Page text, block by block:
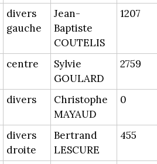
divers
gauche
Jean-
Baptiste
COUTELIS
1207
centre
Sylvie
GOULARD
2759
divers
Christophe
MAYAUD
0
divers
droite
Bertrand
LESCURE
455